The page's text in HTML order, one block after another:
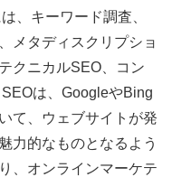
、キーワード調査、
メタディスクリプショ
クニカルSEO、コン
は、GoogleやBing
て、ウェブサイトが発
力的なものとなるよう
、オンラインマーケテ